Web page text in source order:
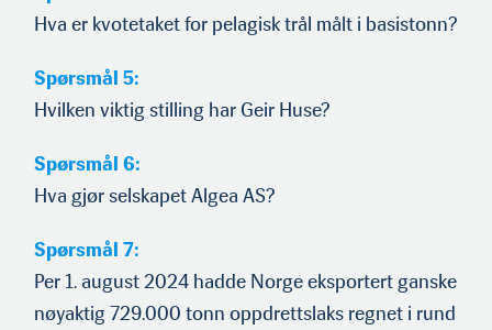
Hva er kvotetaket for pelagisk trål målt i basistonn?
Spørsmål 5:
Hvilken viktig stilling har Geir Huse?
Spørsmål 6:
Hva gjør selskapet Algea AS?
Spørsmål 7:
Per 1. august 2024 hadde Norge eksportert ganske
nøyaktig 729.000 tonn oppdrettslaks regnet i rund